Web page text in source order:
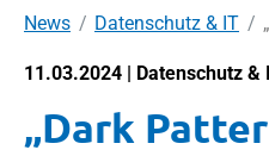
News Datenschutz & IT
11.03.2024 | Datenschutz &
„Dark